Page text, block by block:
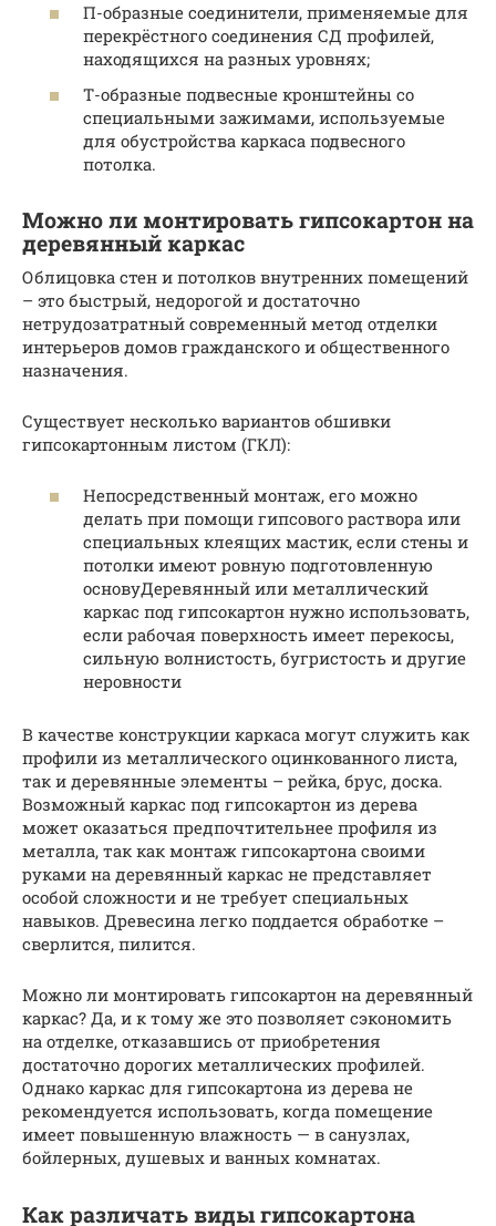
П-образные соединители, применяемые для
перекрёстного соединения СД профилей,
находящихся на разных уровнях;
Т-образные подвесные кронштейны со
специальными зажимами, используемые
для обустройства каркаса подвесного
потолка.
Можно ли монтировать гипсокартон на
деревянный каркас
Облицовка стен и потолков внутренних помещений
– это быстрый, недорогой и достаточно
нетрудозатратный современный метод отделки
интерьеров домов гражданского и общественного
назначения.
Существует несколько вариантов обшивки
гипсокартонным листом (ГКЛ):
Непосредственный монтаж, его можно
делать при помощи гипсового раствора или
специальных клеящих мастик, если стены и
потолки имеют ровную подготовленную
основуДеревянный или металлический
каркас под гипсокартон нужно использовать,
если рабочая поверхность имеет перекосы,
сильную волнистость, бугристость и другие
неровности
В качестве конструкции каркаса могут служить как
профили из металлического оцинкованного листа,
так и деревянные элементы – рейка, брус, доска.
Возможный каркас под гипсокартон из дерева
может оказаться предпочтительнее профиля из
металла, так как монтаж гипсокартона своими
руками на деревянный каркас не представляет
особой сложности и не требует специальных
навыков. Древесина легко поддается обработке –
сверлится, пилится.
Можно ли монтировать гипсокартон на деревянный
каркас? Да, и к тому же это позволяет сэкономить
на отделке, отказавшись от приобретения
достаточно дорогих металлических профилей.
Однако каркас для гипсокартона из дерева не
рекомендуется использовать, когда помещение
имеет повышенную влажность — в санузлах,
бойлерных, душевых и ванных комнатах.
Как различать виды гипсокартона